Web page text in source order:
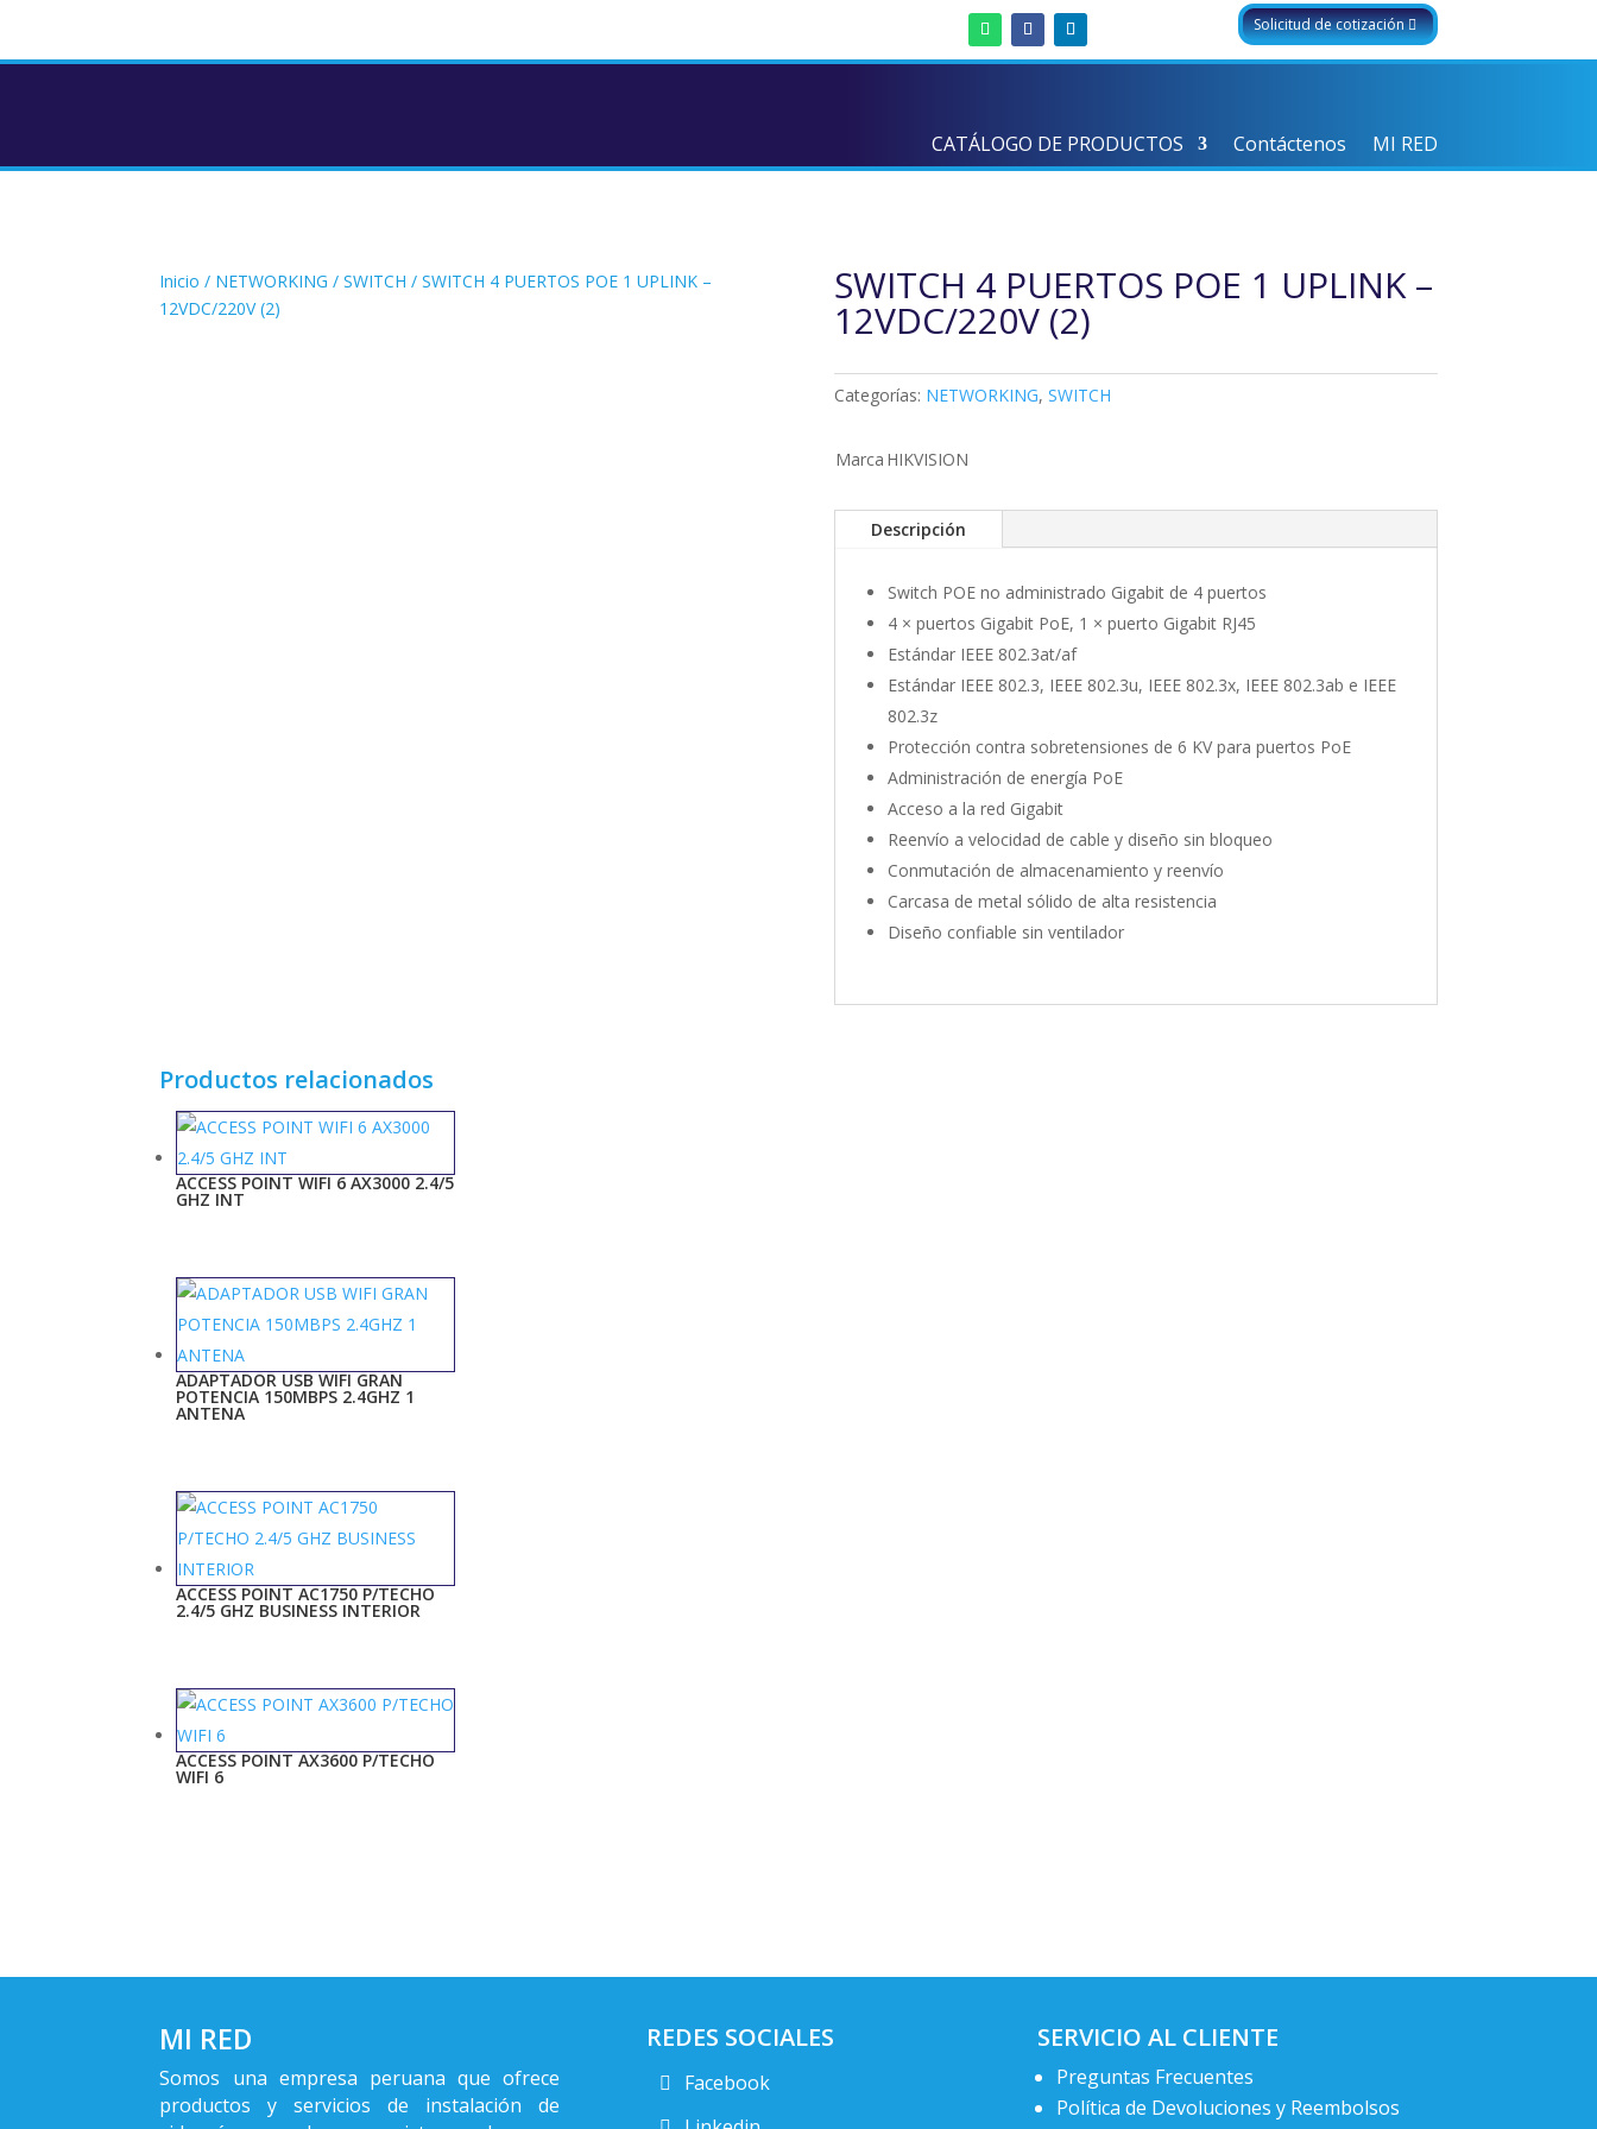
Solicitud de cotización
CATÁLOGO DE PRODUCTOS Contáctenos MI RED
Inicio / NETWORKING /SWITCH / SWITCH 4 PUERTOS POE 1 UPLINK –
12VDC/220V (2)
SWITCH 4 PUERTOS POE 1 UPLINK –
12VDC/220V (2)
Categorías: NETWORKING, SWITCH
Marca HIKVISION
Descripción
Switch POE no administrado Gigabit de 4 puertos
4 × puertos Gigabit PoE, 1 × puerto Gigabit RJ45
Estándar IEEE 802.3at/af
Estándar IEEE 802.3, IEEE 802.3u, IEEE 802.3x, IEEE 802.3ab e IEEE
802.3z
Protección contra sobretensiones de 6 KV para puertos PoE
Administración de energía PoE
Acceso a la red Gigabit
Reenvío a velocidad de cable y diseño sin bloqueo
Conmutación de almacenamiento y reenvío
Carcasa de metal sólido de alta resistencia
Diseño confiable sin ventilador
Productos relacionados
ACCESS POINT WIFI 6 AX3000 2.4/5
GHZ INT
ADAPTADOR USB WIFI GRAN
POTENCIA 150MBPS 2.4GHZ 1
ANTENA
ACCESS POINT AC1750 P/TECHO
2.4/5 GHZ BUSINESS INTERIOR
ACCESS POINT AX3600 P/TECHO
WIFI 6
MI RED
Somos una empresa peruana que ofrece
productos y servicios de instalación de
REDES SOCIALES
Facebook
SERVICIO AL CLIENTE
Preguntas Frecuentes
Política de Devoluciones y Reembolsos